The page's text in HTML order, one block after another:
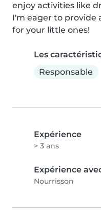
enjoy activities like
I'm eager to provide
for your little ones!
Les
Responsable
Expérience
> 3 ans
Expérience
Nourrisson